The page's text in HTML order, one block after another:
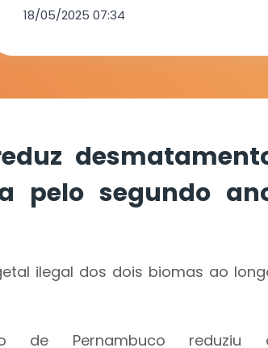
Caatinga e
ano
18/05/2025 07:34
pelo segundo
ilegal dos dois biomas ao
de Pernambuco reduziu